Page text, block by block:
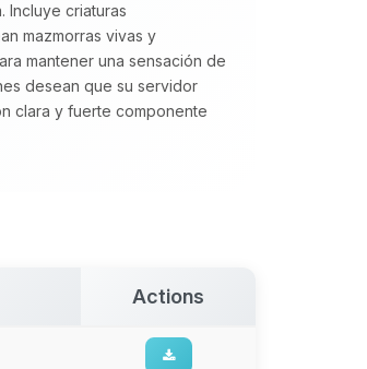
Incluye criaturas
mazmorras vivas y
mantener una sensación de
desean que su servidor
clara y fuerte componente
Actions